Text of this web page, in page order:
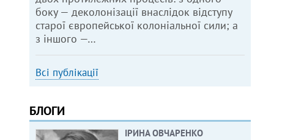
боку — деколонізації внаслідок відступу
старої європейської колоніальної сили; а
з іншого —…
Всі публікації
БЛОГИ
ІРИНА ОВЧАРЕНКО